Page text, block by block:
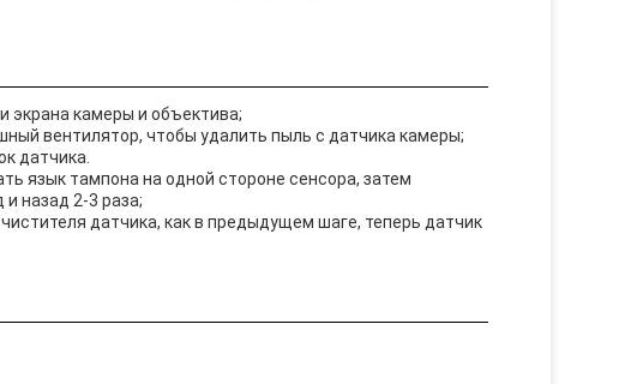
экрана камеры и объектива;
вентилятор, чтобы удалить пыль с датчика камеры;
датчика.
язык тампона на одной стороне сенсора, затем
назад 2-3 раза;
датчика, как в предыдущем шаге, теперь датчик